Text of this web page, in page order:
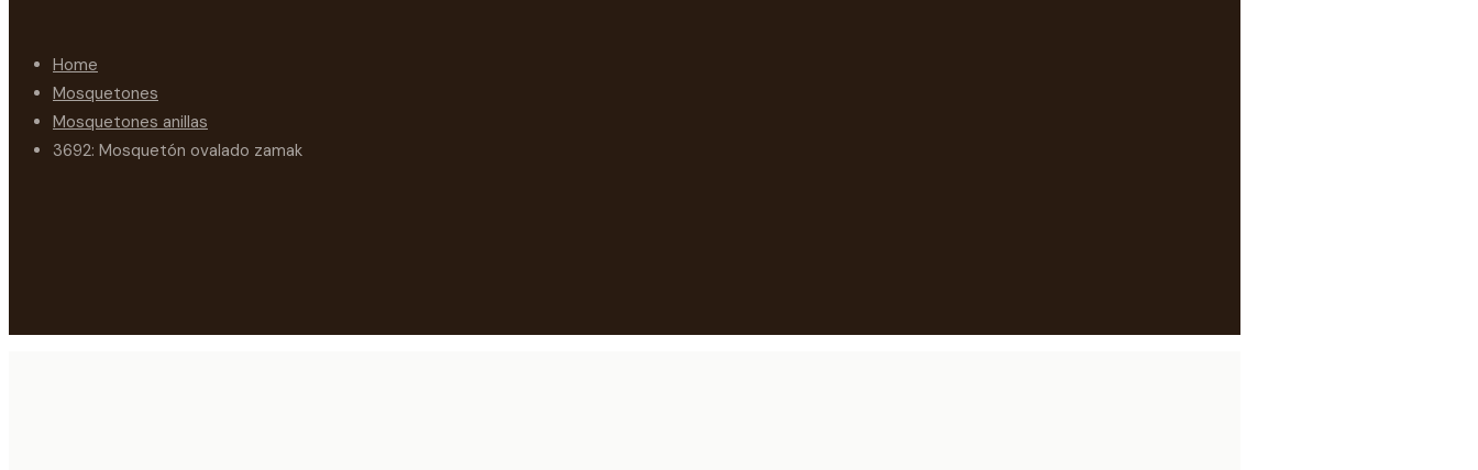
Home
Mosquetones
Mosquetones anillas
3692: Mosquetón ovalado zamak